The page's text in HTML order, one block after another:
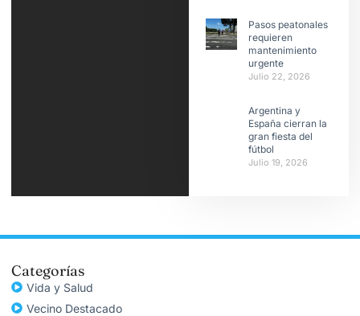
Pasos peatonales
requieren
mantenimiento
urgente
Julio 22, 2026
Argentina y
España cierran la
gran fiesta del
fútbol
Julio 19, 2026
Categorías
Vida y Salud
Vecino Destacado